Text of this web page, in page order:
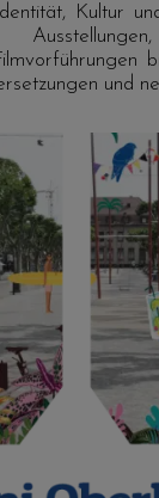
Kultur
und